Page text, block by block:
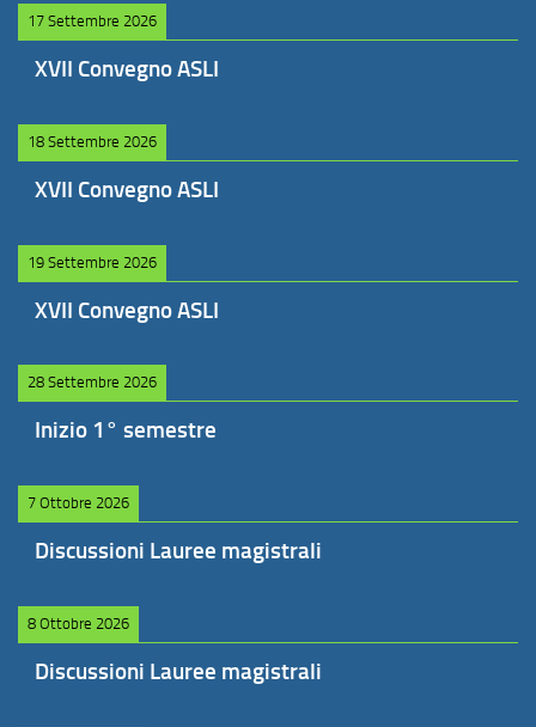
17 Settembre 2026
XVII Convegno ASLI
18 Settembre 2026
XVII Convegno ASLI
19 Settembre 2026
XVII Convegno ASLI
28 Settembre 2026
Inizio 1° semestre
7 Ottobre 2026
Discussioni Lauree magistrali
8 Ottobre 2026
Discussioni Lauree magistrali